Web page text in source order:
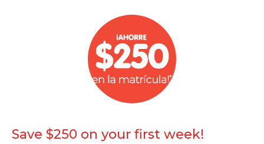
Save $250 on your first week!